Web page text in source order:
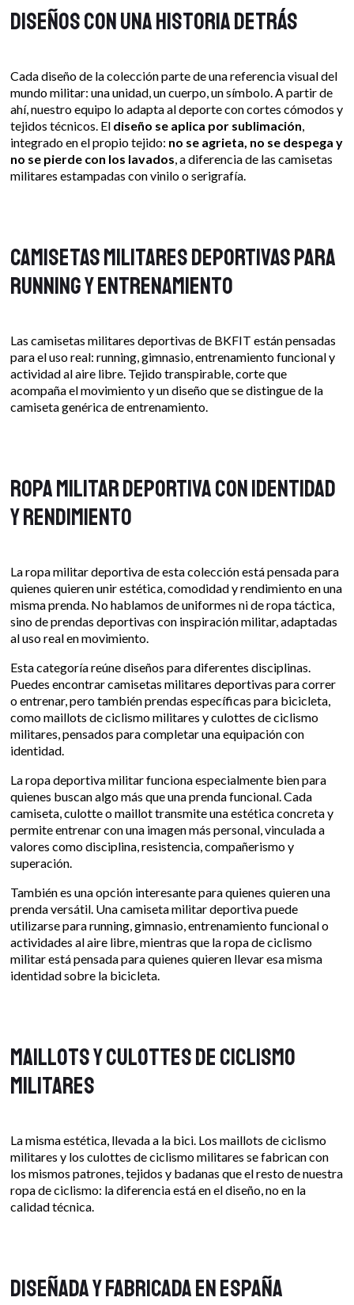
Diseños con una historia detrás
Cada diseño de la colección parte de una referencia visual del
mundo militar: una unidad, un cuerpo, un símbolo. A partir de
ahí, nuestro equipo lo adapta al deporte con cortes cómodos y
tejidos técnicos. El diseño se aplica por sublimación,
integrado en el propio tejido: no se agrieta, no se despega y
no se pierde con los lavados, a diferencia de las camisetas
militares estampadas con vinilo o serigrafía.
Camisetas militares deportivas para
running y entrenamiento
Las camisetas militares deportivas de BKFIT están pensadas
para el uso real: running, gimnasio, entrenamiento funcional y
actividad al aire libre. Tejido transpirable, corte que
acompaña el movimiento y un diseño que se distingue de la
camiseta genérica de entrenamiento.
Ropa militar deportiva con identidad
y rendimiento
La ropa militar deportiva de esta colección está pensada para
quienes quieren unir estética, comodidad y rendimiento en una
misma prenda. No hablamos de uniformes ni de ropa táctica,
sino de prendas deportivas con inspiración militar, adaptadas
al uso real en movimiento.
Esta categoría reúne diseños para diferentes disciplinas.
Puedes encontrar camisetas militares deportivas para correr
o entrenar, pero también prendas específicas para bicicleta,
como maillots de ciclismo militares y culottes de ciclismo
militares, pensados para completar una equipación con
identidad.
La ropa deportiva militar funciona especialmente bien para
quienes buscan algo más que una prenda funcional. Cada
camiseta, culotte o maillot transmite una estética concreta y
permite entrenar con una imagen más personal, vinculada a
valores como disciplina, resistencia, compañerismo y
superación.
También es una opción interesante para quienes quieren una
prenda versátil. Una camiseta militar deportiva puede
utilizarse para running, gimnasio, entrenamiento funcional o
actividades al aire libre, mientras que la ropa de ciclismo
militar está pensada para quienes quieren llevar esa misma
identidad sobre la bicicleta.
Maillots y culottes de ciclismo
militares
La misma estética, llevada a la bici. Los maillots de ciclismo
militares y los culottes de ciclismo militares se fabrican con
los mismos patrones, tejidos y badanas que el resto de nuestra
ropa de ciclismo: la diferencia está en el diseño, no en la
calidad técnica.
Diseñada y fabricada en España